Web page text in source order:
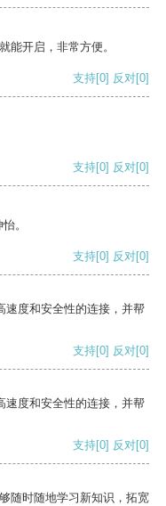
能开启，非常方便。
支持[0] 反对[0]
支持[0] 反对[0]
。
支持[0] 反对[0]
速度和安全性的连接，并帮
支持[0] 反对[0]
速度和安全性的连接，并帮
支持[0] 反对[0]
随时随地学习新知识，拓宽